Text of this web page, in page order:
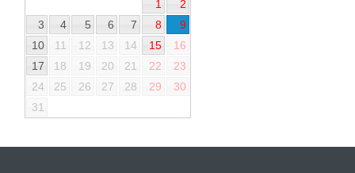
1
2
3
4 5 6 7 8
9
10
11 12 13 14 15
16
17
18 19 20 21 22
23
24
25 26 27 28 29
30
31